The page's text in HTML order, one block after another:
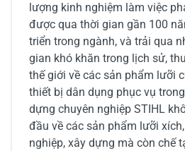
lượng kinh nghiệm làm việc
được qua thời gian gần 100
triển trong ngành, và trải qua
gian khó khăn trong lịch sử,
thế giới về các sản phẩm lưỡi
thiết bị dân dụng phục vụ
dựng chuyên nghiệp STIHL
đầu về các sản phẩm lưỡi
nghiệp, xây dựng mà còn chế